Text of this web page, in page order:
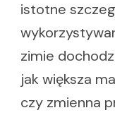
istotne
zimie
jak większa
czy zmienna